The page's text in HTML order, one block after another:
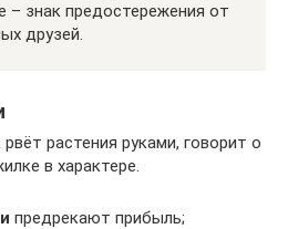
– знак предостережения от
друзей.
растения руками, говорит о
в характере.
предрекают прибыль;